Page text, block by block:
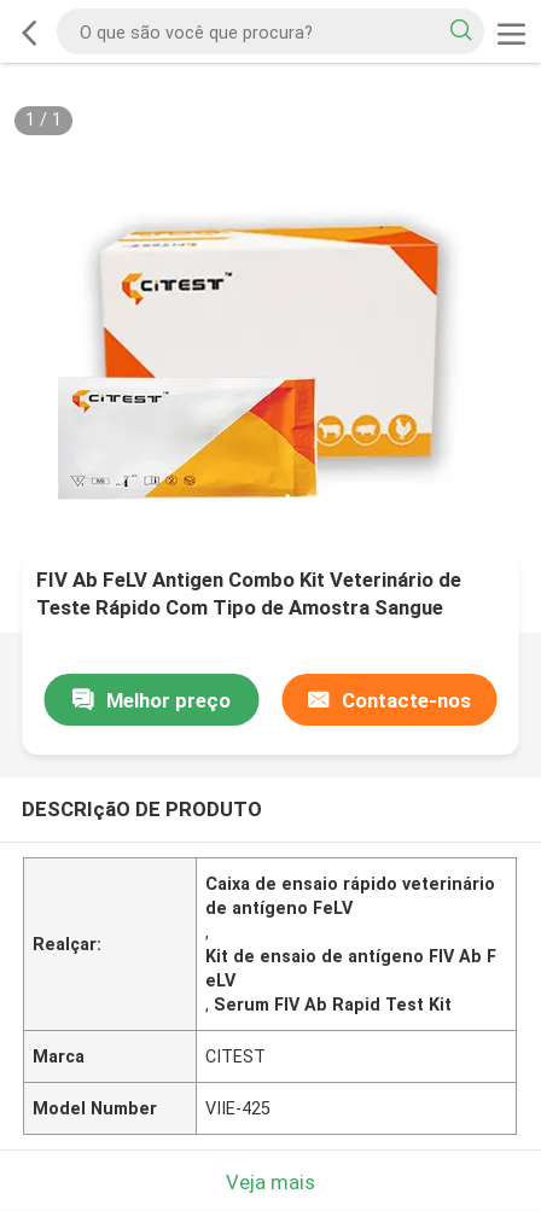
1 / 1
FIV Ab FeLV Antigen Combo Kit Veterinário de
Teste Rápido Com Tipo de Amostra Sangue
Melhor preço Contacte-nos
DESCRIçãO DE PRODUTO
Realçar:
Caixa de ensaio rápido veterinário
de antígeno FeLV
,
Kit de ensaio de antígeno FIV Ab F
eLV
, Serum FIV Ab Rapid Test Kit
Marca CITEST
Model Number VIIE-425
Veja mais